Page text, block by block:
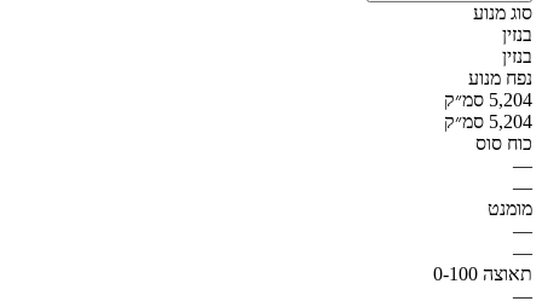
סוג מנוע
בנזין
בנזין
נפח מנוע
5,204 סמ״ק
5,204 סמ״ק
כוח סוס
—
—
מומנט
—
—
תאוצה 0-100
—